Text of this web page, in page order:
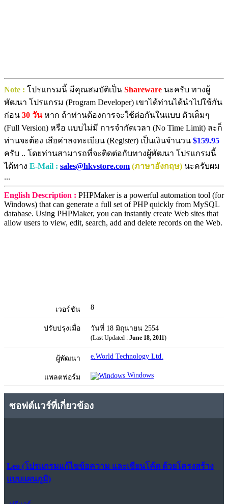
Note : โปรแกรมนี้ มีคุณสมบัติเป็น Shareware นะครับ ทางผู้
พัฒนา โปรแกรม (Program Developer) เขาได้ท่านได้นำไปใช้กัน
ก่อน 30 วันหาก ถ้าท่านต้องการจะใช้ต่อกันในแบบ ตัวเต็มๆ
(Full Version) หรือ แบบไม่มี การจำกัดเวลา (No Time Limit) ละก็
ท่านจะต้อง เสียค่าลงทะเบียน (Register) เป็นเงินจำนวน $159.95
ครับ .. โดยท่านสามารถที่จะติดต่อกับทางผู้พัฒนา โปรแกรมนี้
ได้ทาง E-Mail : sales@hkvstore.com (ภาษาอังกฤษ) นะครับผม
...
English Description : PHPMaker is a powerful automation tool (for
Windows) that can generate a full set of PHP quickly from MySQL
database. Using PHPMaker, you can instantly create Web sites that
allow users to view, edit, search, add and delete records on the Web.
เวอร์ชัน 8
ปรับปรุงเมื่อ วันที่ 18 มิถุนายน 2554
(Last Updated : June 18, 2011)
ผู้พัฒนา e.World Technology Ltd.
แพลตฟอร์ม Windows
ซอฟต์แวร์ที่เกี่ยวข้อง
Leo (โปรแกรมแก้ไขข้อความ และเขียนโค้ด ด้วยโครงสร้าง
แบบแผนภูมิ)